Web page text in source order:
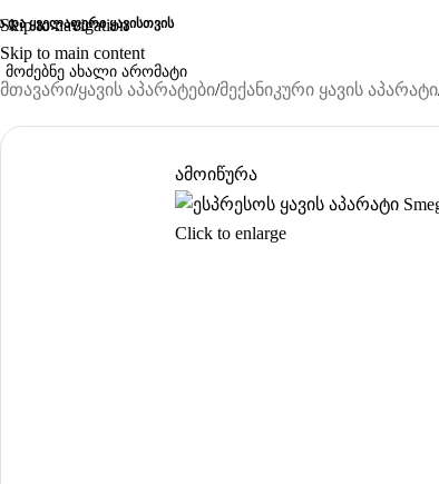
Skip to navigation
Skip to main content
და ყველაფერი ყავისთვის
მთავარი ყავის აპარატები მექანიკური ყავის აპარატი
ამოიწურა
Click to enlarge